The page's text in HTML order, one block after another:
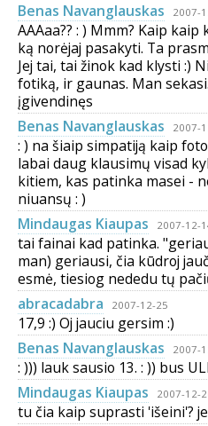
Benas Navanglauskas
2007-
AAAaa?? : ) Mmm? Kaip
ką norėjaj pasakyti. Ta
Jej tai, tai žinok kad klysti :)
fotiką, ir gaunas. Man
įgivendinęs
Benas Navanglauskas
2007-
: ) na šiaip simpatiją kaip
labai daug klausimų visad
kitiem, kas patinka masei -
niuansų : )
Mindaugas Kiaupas
2007-12-
tai fainai kad patinka.
man) geriausi, čia kūdroj
esmė, tiesiog nededu tų
abracadabra
2007-12-25
17,9 :) Oj jauciu gersim :)
Benas Navanglauskas
2007-
: ))) lauk sausio 13. : )) bus
Mindaugas Kiaupas
2007-12-
tu čia kaip suprasti 'išeini'?